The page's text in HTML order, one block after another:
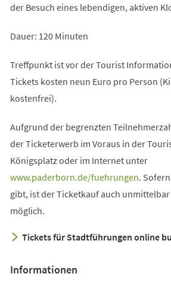
der Besuch eines lebendigen, aktiven
Dauer: 120 Minuten
Treffpunkt ist vor der Tourist
Tickets kosten neun Euro pro Person
kostenfrei).
Aufgrund der begrenzten
der Ticketerwerb im Voraus in der
Königsplatz oder im Internet unter
www.paderborn.de/fuehrungen
(Öffnet
einem
Tab)
.
gibt, ist der Ticketkauf auch
möglich.
Tickets für Stadtführungen online
Informationen